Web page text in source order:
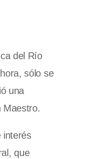
del Río
sólo se
una
Maestro.
interés
que